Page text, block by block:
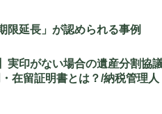
延長」が認められる事例
実印がない場合の遺産分割協
在留証明書とは？/納税管理人